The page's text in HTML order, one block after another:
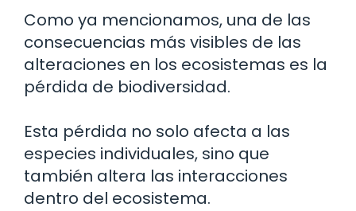
Como ya mencionamos, una de las
consecuencias más visibles de las
alteraciones en los ecosistemas es la
pérdida de biodiversidad.
Esta pérdida no solo afecta a las
especies individuales, sino que
también altera las interacciones
dentro del ecosistema.